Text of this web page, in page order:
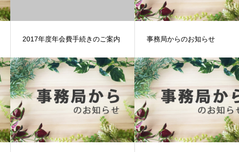
2017年度年会費手続きのご案内 事務局からのお知らせ